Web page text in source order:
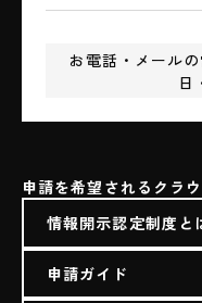
お電話・メール
日
申請を希望されるクラ
情報開示認定制度と
申請ガイド